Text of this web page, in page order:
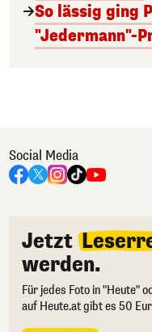
So lässig ging
"Jedermann"-
Social Media
Jetzt
werden.
Für jedes Foto in "Heute"
auf Heute.at gibt es 50